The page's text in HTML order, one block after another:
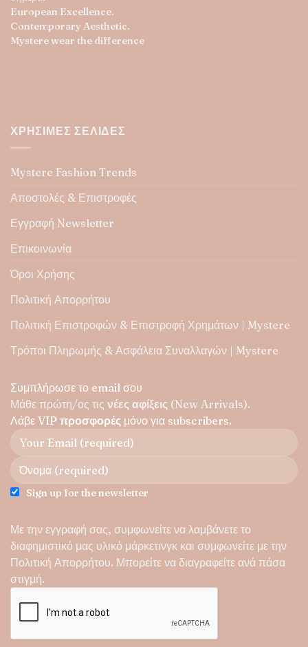
European Excellence.
Contemporary Aesthetic.
Mystere wear the difference
ΧΡΉΣΙΜΕΣ ΣΕΛΊΔΕΣ
Mystere Fashion Trends
Αποστολές & Επιστροφές
Εγγραφή Newsletter
Επικοινωνία
Όροι Χρήσης
Πολιτική Απορρήτου
Πολιτική Επιστροφών & Επιστροφή Χρημάτων | Mystere
Τρόποι Πληρωμής & Ασφάλεια Συναλλαγών | Mystere
Συμπλήρωσε το email σου
Μάθε πρώτη/ος τις νέες αφίξεις (New Arrivals).
Λάβε VIP προσφορές μόνο για subscribers.
Sign up for the newsletter
Με την εγγραφή σας, συμφωνείτε να λαμβάνετε το
διαφημιστικό μας υλικό μάρκετινγκ και συμφωνείτε με την
Πολιτική Απορρήτου. Μπορείτε να διαγραφείτε ανά πάσα
στιγμή.